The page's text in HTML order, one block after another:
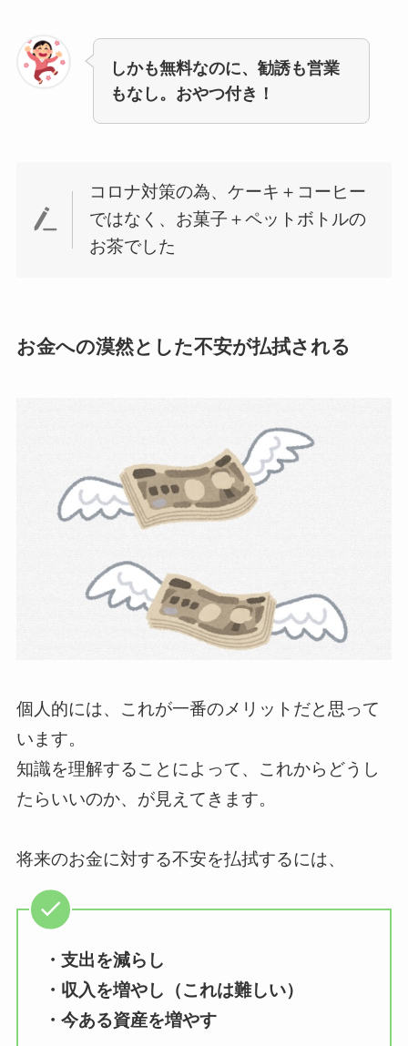
しかも無料なのに、勧誘も営業
もなし。おやつ付き！
コロナ対策の為、ケーキ＋コーヒー
ではなく、お菓子＋ペットボトルの
お茶でした
お金への漠然とした不安が払拭される
個人的には、これが一番のメリットだと思って
います。
知識を理解することによって、これからどうし
たらいいのか、が見えてきます。
将来のお金に対する不安を払拭するには、
・支出を減らし
・収入を増やし（これは難しい）
・今ある資産を増やす